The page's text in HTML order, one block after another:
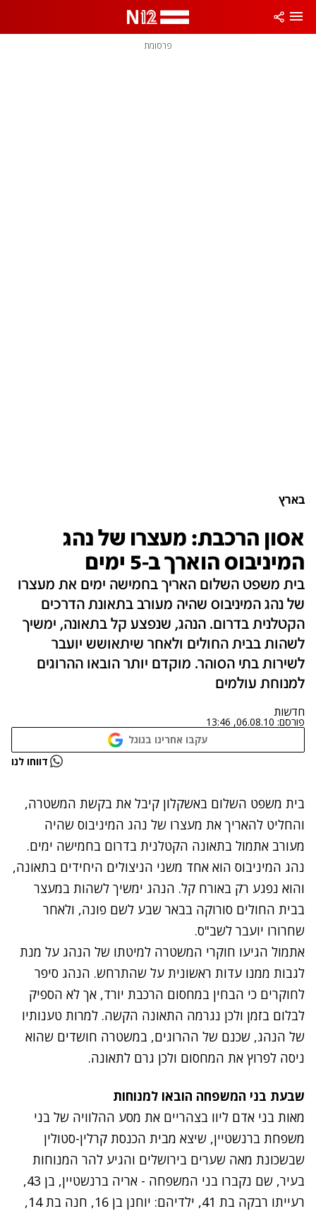
פרסומת
בארץ
אסון הרכבת: מעצרו של נהג
המיניבוס הוארך ב-5 ימים
בית משפט השלום האריך בחמישה ימים את מעצרו
של נהג המיניבוס שהיה מעורב בתאונת הדרכים
הקטלנית בדרום. הנהג, שנפצע קל בתאונה, ימשיך
לשהות בבית החולים ולאחר שיתאושש יועבר
לשירות בתי הסוהר. מוקדם יותר הובאו ההרוגים
למנוחת עולמים
חדשות
פורסם: 06.08.10, 13:46
עקבו אחרינו בגוגל
נתקלנו בבעיה דווחו לנו
בית משפט השלום באשקלון קיבל את בקשת המשטרה,
והחליט להאריך את מעצרו של נהג המיניבוס שהיה
מעורב אתמול בתאונה הקטלנית בדרום בחמישה ימים.
נהג המיניבוס הוא אחד משני הניצולים היחידים בתאונה,
והוא נפגע רק באורח קל. הנהג ימשיך לשהות במעצר
בבית החולים סורוקה בבאר שבע לשם פונה, ולאחר
שחרורו יועבר לשב"ס.
אתמול הגיעו חוקרי המשטרה למיטתו של הנהג על מנת
לגבות ממנו עדות ראשונית על שהתרחש. הנהג סיפר
לחוקרים כי הבחין במחסום הרכבת יורד, אך לא הספיק
לבלום בזמן ולכן נגרמה התאונה הקשה. למרות טענותיו
של הנהג, שכנם של ההרוגים, במשטרה חושדים שהוא
ניסה לפרוץ את המחסום ולכן גרם לתאונה.
שבעת בני המשפחה הובאו למנוחות
מאות בני אדם ליוו בצהריים את מסע ההלוויה של בני
משפחת ברנשטיין, שיצא מבית הכנסת קרלין-סטולין
שבשכונת מאה שערים בירושלים והגיע להר המנוחות
בעיר, שם נקברו בני המשפחה - אריה ברנשטיין, בן 43,
רעייתו רבקה בת 41, ילדיהם: יוחנן בן 16, חנה בת 14,